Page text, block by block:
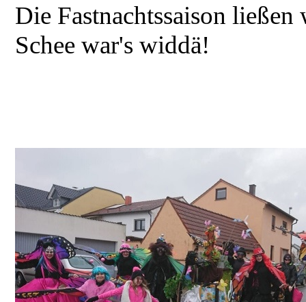
Die Fastnachtssaison
Schee war's widdä!